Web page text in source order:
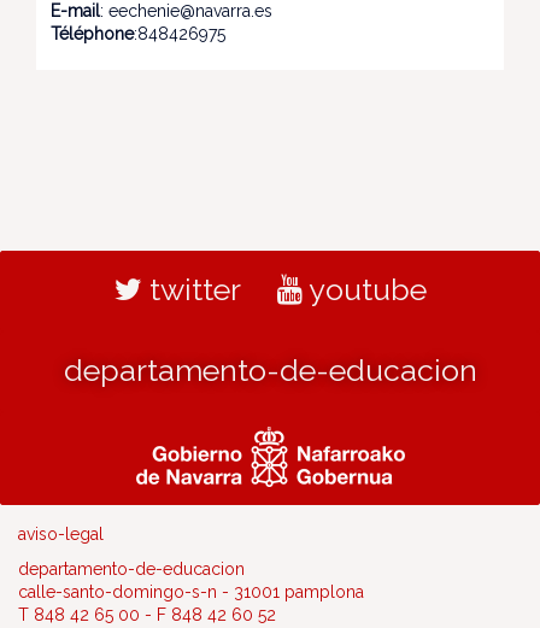
E-mail: eechenie@navarra.es
Téléphone:848426975
twitter youtube
departamento-de-educacion
aviso-legal
departamento-de-educacion
calle-santo-domingo-s-n - 31001 pamplona
T 848 42 65 00 - F 848 42 60 52